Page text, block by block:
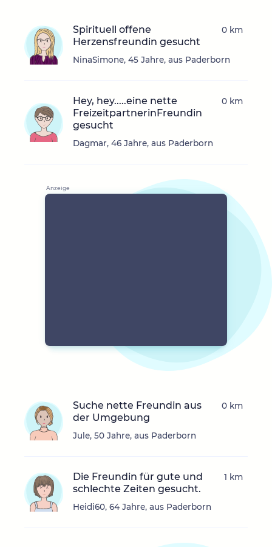
Spirituell offene
Herzensfreundin gesucht
NinaSimone, 45 Jahre, aus Paderborn
0 km
Hey, hey.....eine nette
FreizeitpartnerinFreundin
gesucht
Dagmar, 46 Jahre, aus Paderborn
0 km
Suche nette Freundin aus
der Umgebung
Jule, 50 Jahre, aus Paderborn
0 km
Die Freundin für gute und
schlechte Zeiten gesucht.
Heidi60, 64 Jahre, aus Paderborn
1 km